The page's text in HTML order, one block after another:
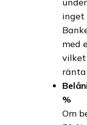
inget
med
ränta
%
Om